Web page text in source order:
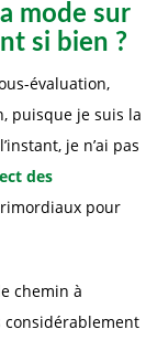
mode sur
si bien ?
évaluation,
puisque je suis la
je n’ai pas
des
pour
chemin à
considérablement